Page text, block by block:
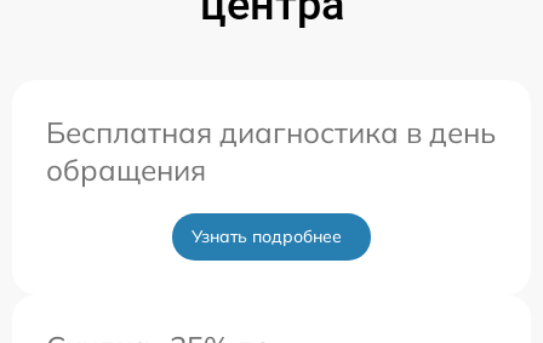
Бесплатная диагностика в день
обращения
Узнать подробнее